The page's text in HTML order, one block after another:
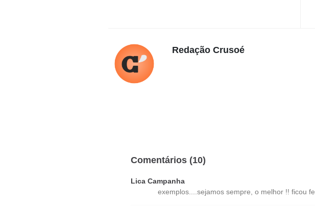
Redação Crusoé
Comentários (10)
Lica Campanha
exemplos....sejamos sempre, o melhor !! ficou